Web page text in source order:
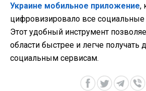
Украине мобильное приложение,
цифровизировало все социальные
Этот удобный инструмент
области быстрее и легче получать
социальным сервисам.